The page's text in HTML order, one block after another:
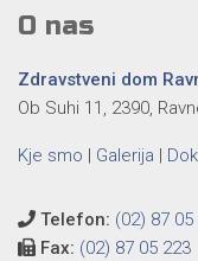
O nas
Zdravstveni dom
Ob Suhi 11, 2390,
Kje smo | Galerija |
Telefon: (02) 87 05
Fax: (02) 87 05 223